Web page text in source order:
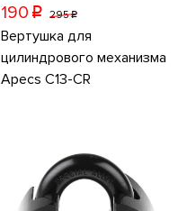
190 p 295p
Вертушка для
цилиндрового механизма
Apecs C13-CR